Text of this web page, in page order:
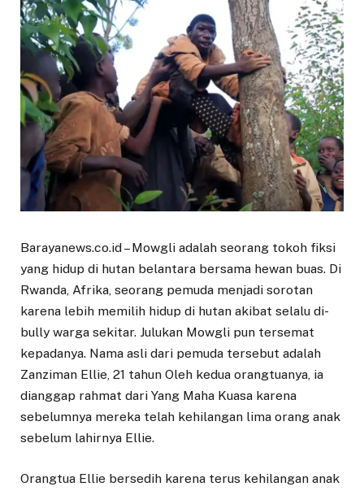
Barayanews.co.id – Mowgli adalah seorang tokoh fiksi
yang hidup di hutan belantara bersama hewan buas. Di
Rwanda, Afrika, seorang pemuda menjadi sorotan
karena lebih memilih hidup di hutan akibat selalu di-
bully warga sekitar. Julukan Mowgli pun tersemat
kepadanya. Nama asli dari pemuda tersebut adalah
Zanziman Ellie, 21 tahun Oleh kedua orangtuanya, ia
dianggap rahmat dari Yang Maha Kuasa karena
sebelumnya mereka telah kehilangan lima orang anak
sebelum lahirnya Ellie.
Orangtua Ellie bersedih karena terus kehilangan anak